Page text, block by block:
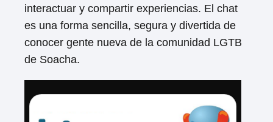
interactuar y compartir experiencias. El chat
es una forma sencilla, segura y divertida de
conocer gente nueva de la comunidad LGTB
de Soacha.